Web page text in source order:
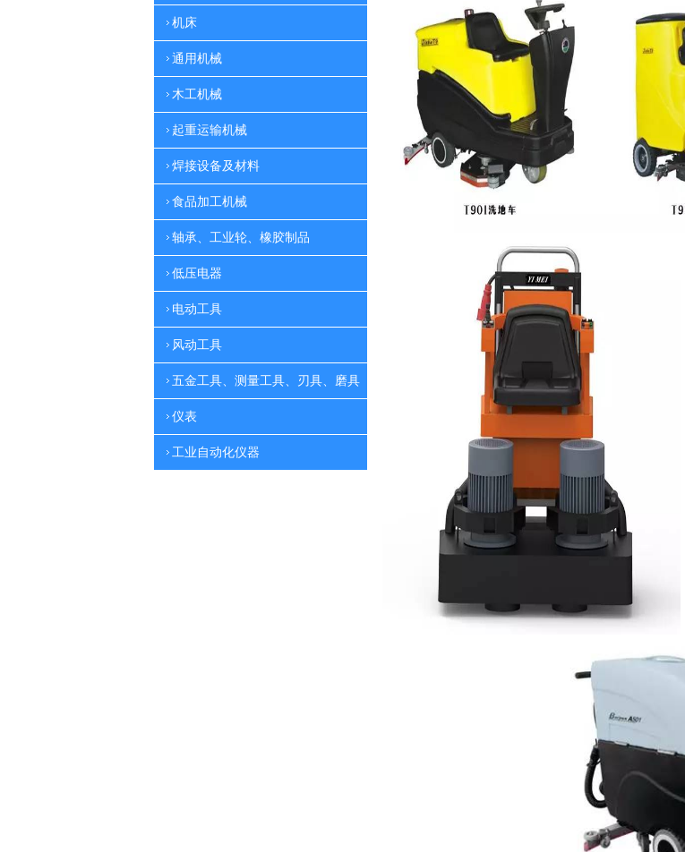
机床
通用机械
木工机械
起重运输机械
焊接设备及材料
食品加工机械
轴承、工业轮、橡胶制品
低压电器
电动工具
风动工具
五金工具、测量工具、刃具、磨具
仪表
工业自动化仪器